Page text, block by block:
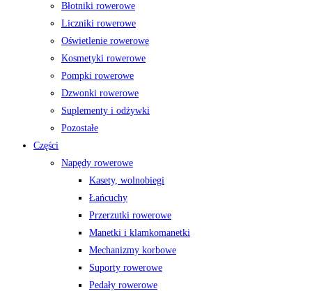
Błotniki rowerowe
Liczniki rowerowe
Oświetlenie rowerowe
Kosmetyki rowerowe
Pompki rowerowe
Dzwonki rowerowe
Suplementy i odżywki
Pozostałe
Części
Napędy rowerowe
Kasety, wolnobiegi
Łańcuchy
Przerzutki rowerowe
Manetki i klamkomanetki
Mechanizmy korbowe
Suporty rowerowe
Pedały rowerowe